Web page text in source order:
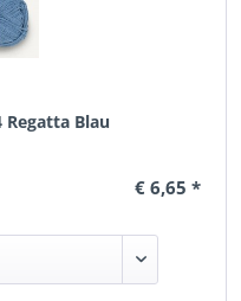
Regatta Blau
€ 6,65 *